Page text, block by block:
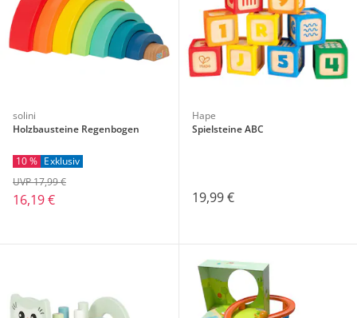
solini
Holzbausteine Regenbogen
10 % Exklusiv
16,19 €
UVP 17,99 €
Hape
Spielsteine ABC
19,99 €